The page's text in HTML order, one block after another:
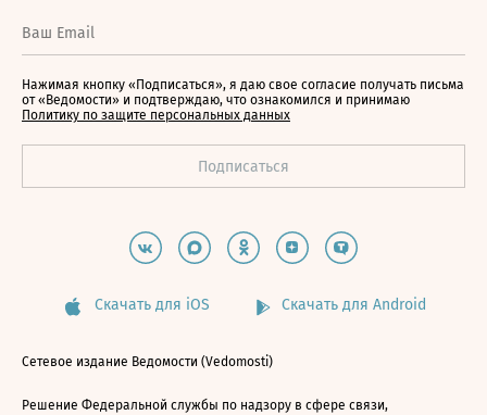
Нажимая кнопку «Подписаться», я даю свое согласие получать письма
от «Ведомости» и подтверждаю, что ознакомился и принимаю
Политику по защите персональных данных
Скачать для iOS Скачать для Android
Сетевое издание Ведомости (Vedomosti)
Решение Федеральной службы по надзору в сфере связи,